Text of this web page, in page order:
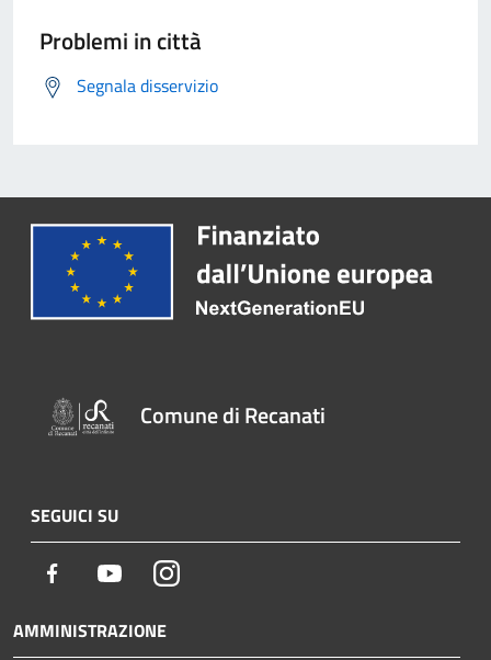
Problemi in città
Segnala disservizio
Comune di Recanati
SEGUICI SU
Facebook YoutubeInstagram
AMMINISTRAZIONE